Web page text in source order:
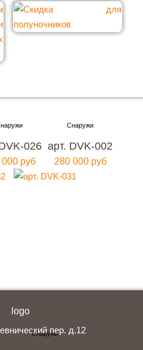
026
000 руб
арт. DVK-002
280 000 руб
входную дверь в
и по привлекательной
пер. д.12